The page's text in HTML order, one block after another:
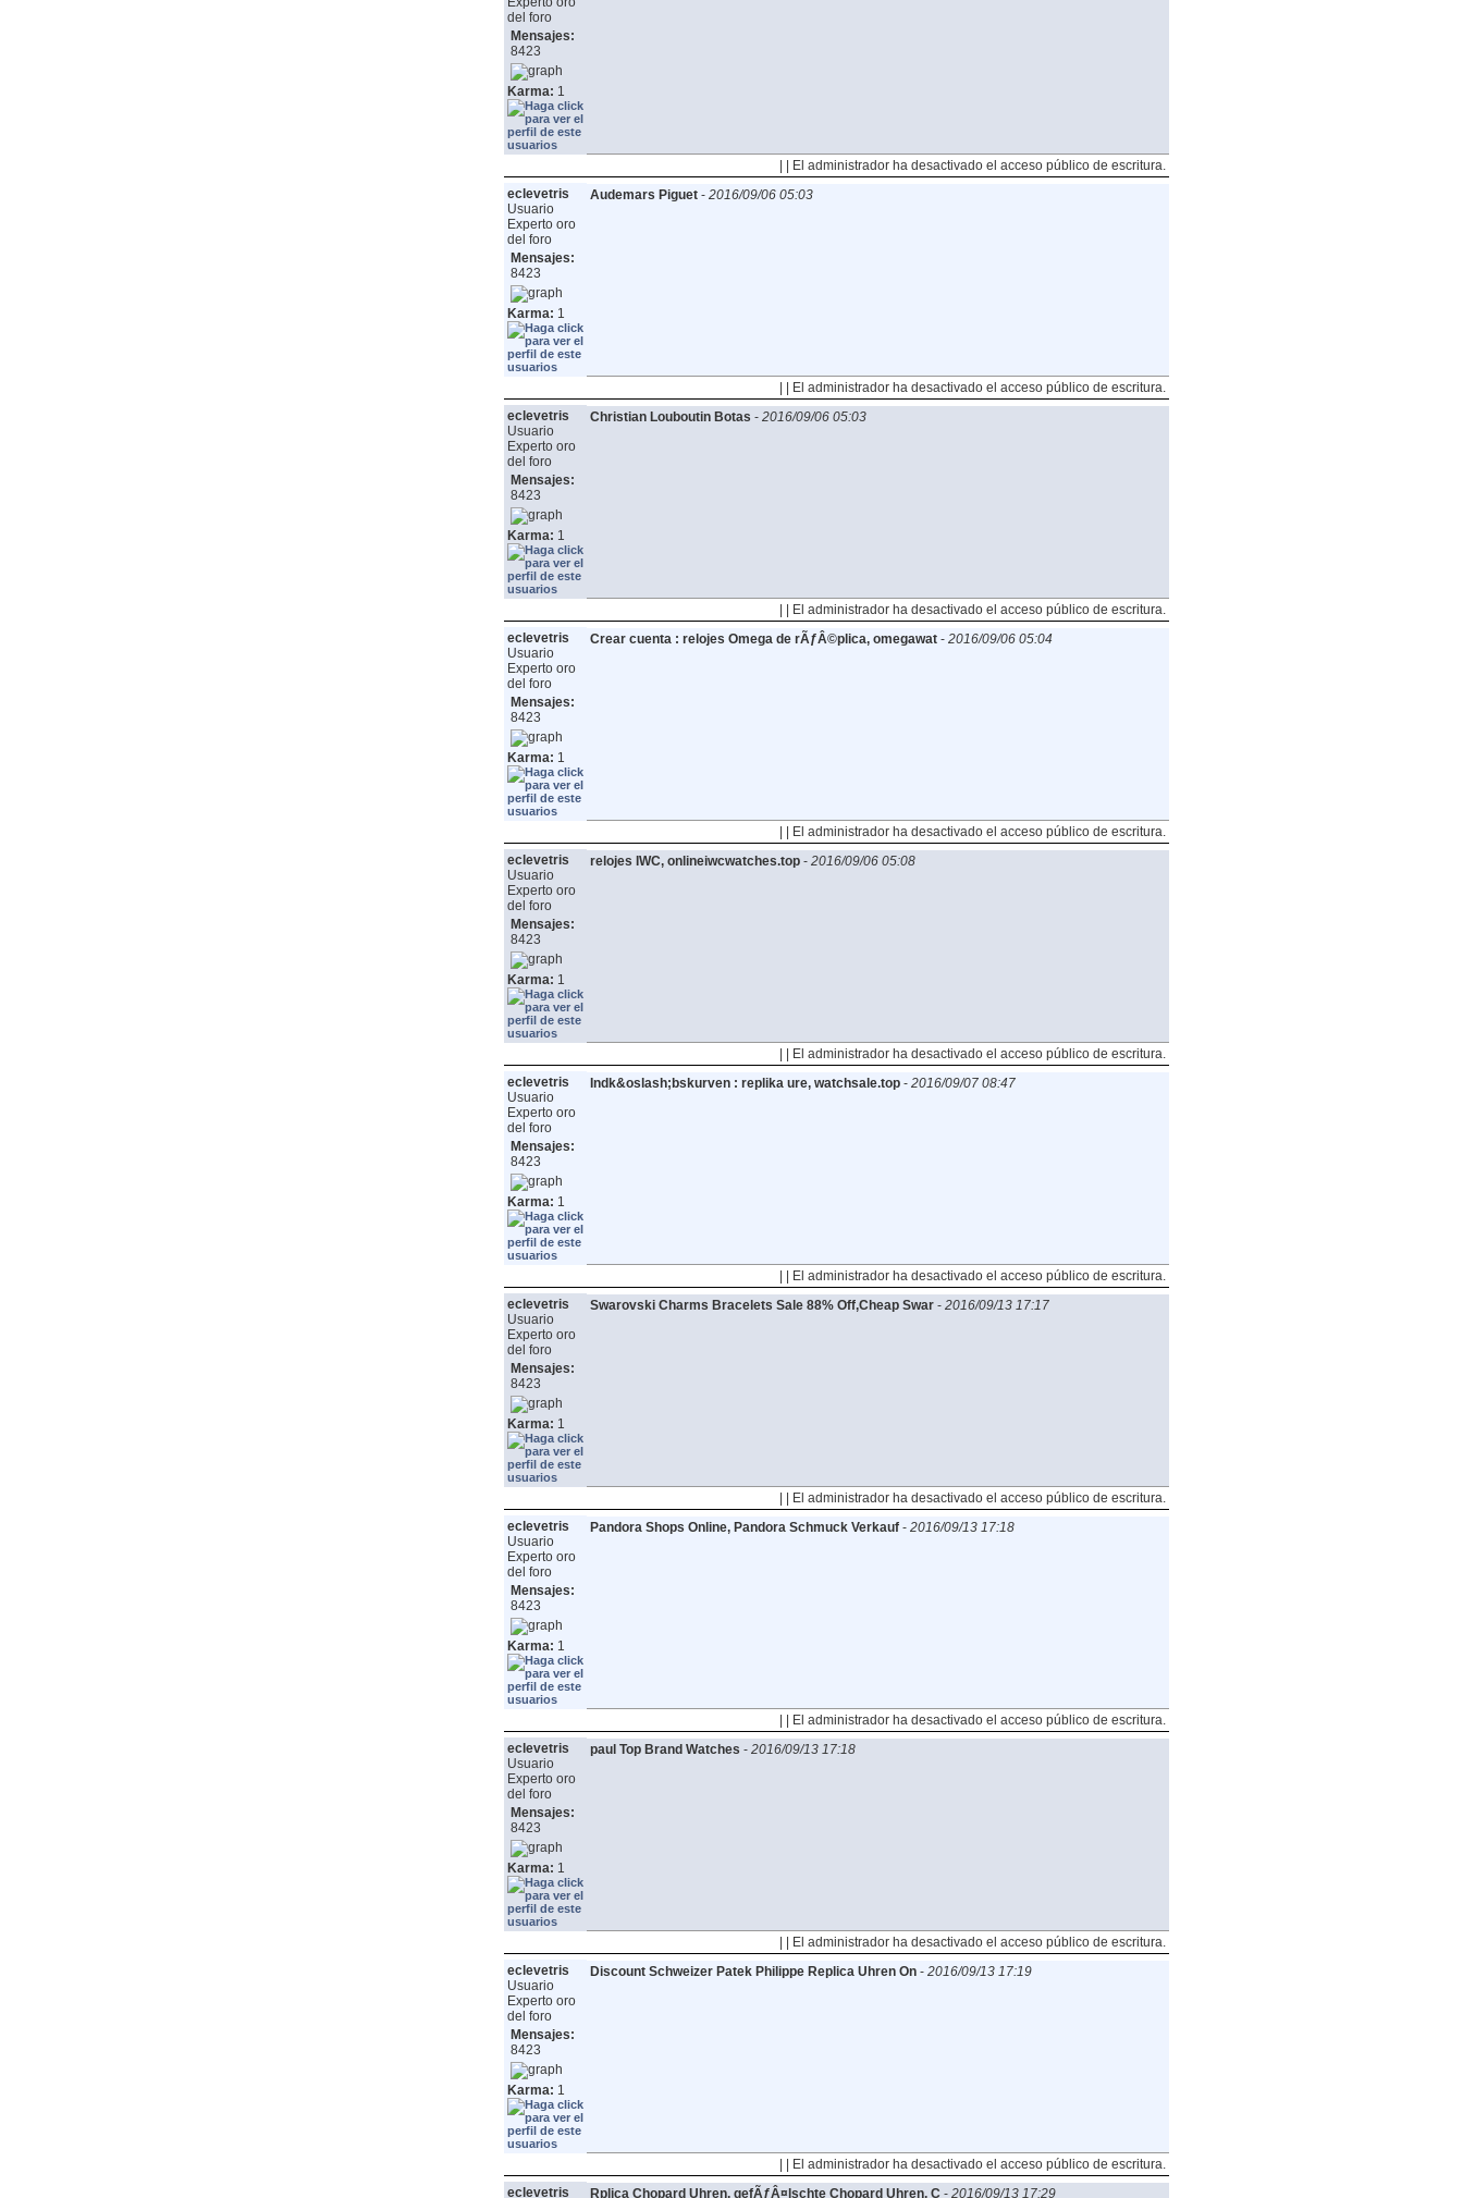
del foro
Mensajes:
8423
Karma: 1
| | El administrador ha desactivado el acceso público de escritura.
eclevetris
Usuario
Experto oro
del foro
Mensajes:
8423
Karma: 1
Audemars Piguet- 2016/09/06 05:03
| | El administrador ha desactivado el acceso público de escritura.
eclevetris
Usuario
Experto oro
del foro
Mensajes:
8423
Karma: 1
Christian Louboutin Botas - 2016/09/06 05:03
| | El administrador ha desactivado el acceso público de escritura.
eclevetris
Usuario
Experto oro
del foro
Mensajes:
8423
Karma: 1
Crear cuenta : relojes Omega de rÃƒÂ©plica, omegawat- 2016/09/06 05:04
| | El administrador ha desactivado el acceso público de escritura.
eclevetris
Usuario
Experto oro
del foro
Mensajes:
8423
Karma: 1
relojes IWC, onlineiwcwatches.top- 2016/09/06 05:08
| | El administrador ha desactivado el acceso público de escritura.
eclevetris
Usuario
Experto oro
del foro
Mensajes:
8423
Karma: 1
Indk&oslash;bskurven : replika ure, watchsale.top- 2016/09/07 08:47
| | El administrador ha desactivado el acceso público de escritura.
eclevetris
Usuario
Experto oro
del foro
Mensajes:
8423
Karma: 1
Swarovski Charms Bracelets Sale 88% Off,Cheap Swar- 2016/09/13 17:17
| | El administrador ha desactivado el acceso público de escritura.
eclevetris
Usuario
Experto oro
del foro
Mensajes:
8423
Karma: 1
Pandora Shops Online, Pandora Schmuck Verkauf- 2016/09/13 17:18
| | El administrador ha desactivado el acceso público de escritura.
eclevetris
Usuario
Experto oro
del foro
Mensajes:
8423
Karma: 1
paul Top Brand Watches - 2016/09/13 17:18
| | El administrador ha desactivado el acceso público de escritura.
eclevetris
Usuario
Experto oro
del foro
Mensajes:
8423
Karma: 1
Discount Schweizer Patek Philippe Replica Uhren On- 2016/09/13 17:19
| | El administrador ha desactivado el acceso público de escritura.
eclevetris
Rplica Chopard Uhren, gefÃƒÂ¤lschte Chopard Uhren, C - 2016/09/13 17:29